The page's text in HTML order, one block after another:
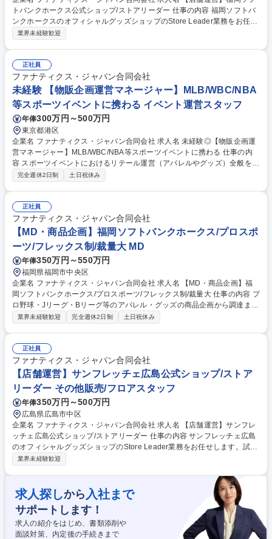
トバンクホークス公式ショップ/ストアリーダー 仕事の内容 福岡ソフトバ
ンクホークスのオフィシャルグッズショップのStore Leader業務をお任せ
します。試合日における店舗運営やイベント運営、スタッフ指導育成を通
舗）、ショップスタッフの指導・育成、店舗オペレーションの改善指導
【Store Operation業務】人流分析/コンフォート分析、オペレーション最
適化、売場作り/商品陳列、店頭販促PLANの実行 【業務内容の変更範囲】
当社の指定する業務 募集職種 【店舗運営】福岡ソフトバンクホークス公
式ショップ/ストアリーダー
業界未経験歓迎
正社員
ファナティクス・ジャパン合同会社
未経験 【物販企画運営マネージャー】MLB/WBC/NBA
等スポーツイベントに携わる イベント運営スタッフ
年俸300万円～500万円
東京都港区
企業名 ファナティクス・ジャパン合同会社 求人名 未経験◎【物販企画運
営マネージャー】MLB/WBC/NBA等スポーツイベントに携わる 仕事の内
容 スポーツイベントにおけるリテール運営（アパレルやグッズ）全般を担
当し、企画から設営、現場での販売・運営まで幅広く携わるポジションで
ップ/ブースの企画から設計、当日の運営まで広くお任せします。全体の行
程や人員配置福塩田管理、企画やスタジアム・コンテンツホルダーとの折
衝、テントや什器・人員手配といった各種設計、その他弊社リテールチー
ムサポート業務全般をお願いします。国内外イベント開催地への出張もご
ざいます。【業務内容の変更範囲】当社の指定する業務 募集職種 未経験
◎【物販企画運営マネージャー】MLB/WBC/NBA等スポーツイベントに携
わる
完全週休2日制 土日祝休み
正社員
ファナティクス・ジャパン合同会社
【MD・商品企画】福岡ソフトバンクホークス/プロスポ
ーツ/フレックス制/裁量大 MD
年俸350万円～550万円
福岡県福岡市中央区
企業名 ファナティクス・ジャパン合同会社 求人名 【MD・商品企画】福
岡ソフトバンクホークス/プロスポーツ/フレックス制/裁量大 仕事の内容 プ
ロ野球・Jリーグ・Bリーグ等のアパレル・グッズの商品企画から調達まで
一貫して担当。売上データ分析による販売予測、MDプラン立案、在庫管
たPDCAの実行、チームやイベントに応じたMD（商品投入）プランの立
案、在庫・納品管理など販売までの全体管理、新たなカテゴリやチーム商
材など新規取扱商品の開拓を行います。 【業務内容の変更範囲】当社の指
定する業務 募集職種 【MD・商品企画】福岡ソフトバンクホークス/プロ
スポーツ/フレックス制/裁量大
業界未経験歓迎 完全週休2日制 土日祝休み
正社員
ファナティクス・ジャパン合同会社
【店舗運営】サンフレッチェ広島公式ショップ/ストア
リーダー その他販売/フロアスタッフ
年俸350万円～500万円
広島県広島市中区
企業名 ファナティクス・ジャパン合同会社 求人名 【店舗運営】サンフレ
ッチェ広島公式ショップ/ストアリーダー 仕事の内容 サンフレッチェ広島
のオフィシャルグッズショップのStore Leader業務をお任せします。試合
日における店舗運営やイベント運営、スタッフ指導育成を通じて、ファン
ント運営業務、直営店舗の売上管理（スタジアム内複数店舗）、ショップ
スタッフの指導・育成、店舗オペレーションの改善指導【Store Operation
業務】人流分析/コンフォート分析、オペレーション最適化、売場作り/商
品陳列、店頭販促PLANの実行 【業務内容の変更範囲】当社の指定する業
務 募集職種 【店舗運営】サンフレッチェ広島公式ショップ/ストアリーダ
ー
業界未経験歓迎
求人探しから 入社まで
サポートします！
求人の紹介をはじめ、書類添削や
面談対策、内定後の手続きまで